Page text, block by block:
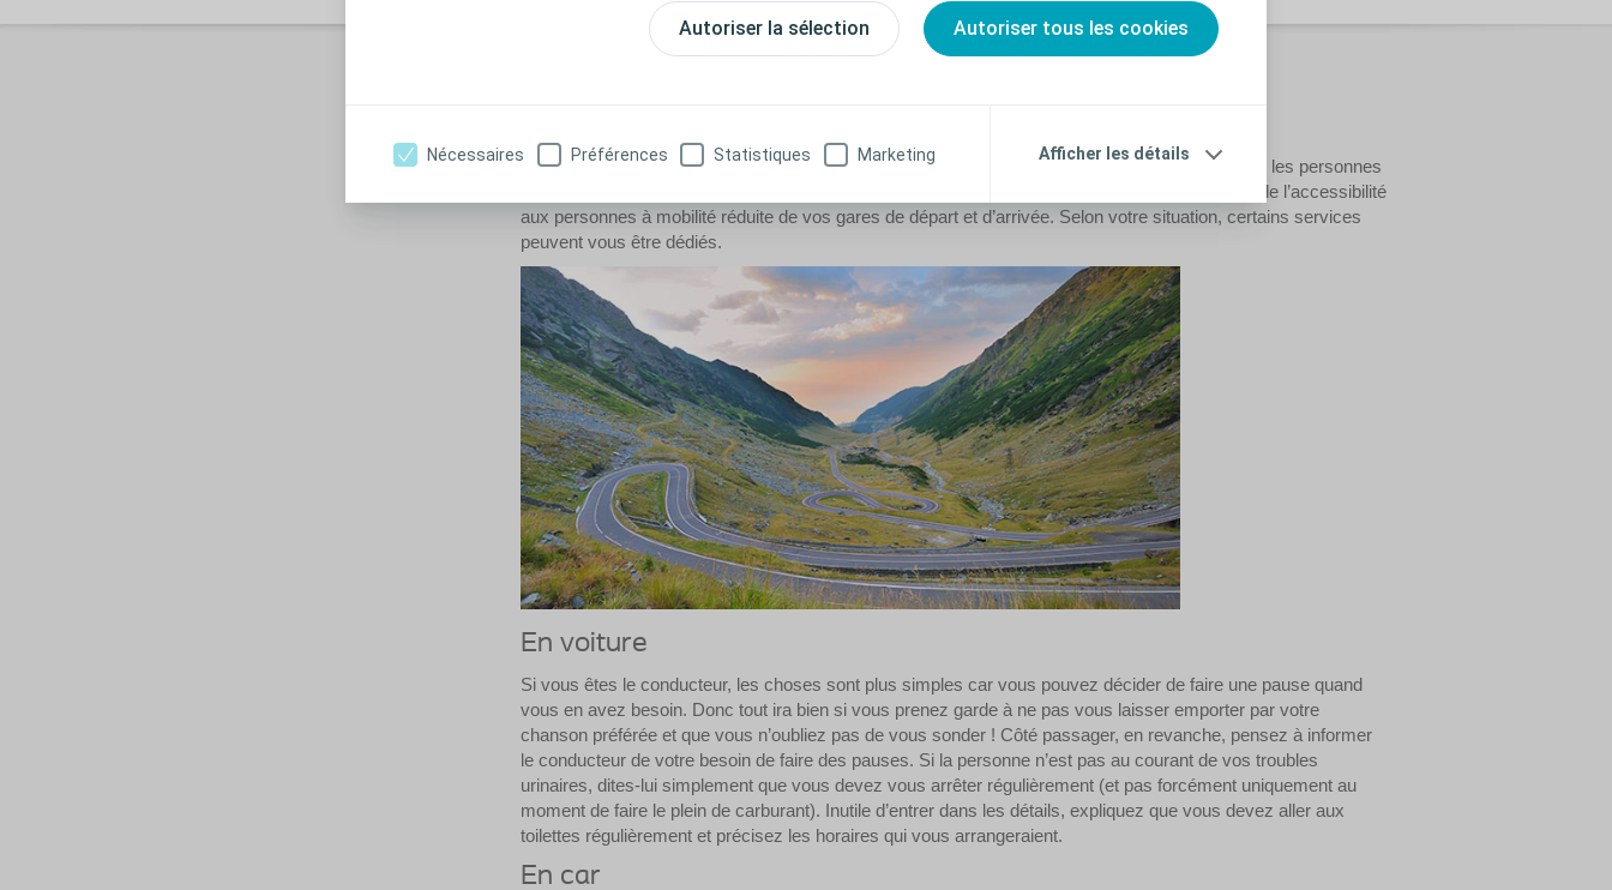
Autoriser la sélection Autoriser tous les cookies
Nécessaires Préférences Statistiques Marketing Afficher les détails
Le train, ses paysages qui défilent, son léger bercement... c’est un bon moyen de transport pour les personnes
confrontées à des troubles urinaires. Pour faciliter votre voyage, vous pouvez vous renseigner de l’accessibilité
aux personnes à mobilité réduite de vos gares de départ et d’arrivée. Selon votre situation, certains services
peuvent vous être dédiés.
En voiture
Si vous êtes le conducteur, les choses sont plus simples car vous pouvez décider de faire une pause quand
vous en avez besoin. Donc tout ira bien si vous prenez garde à ne pas vous laisser emporter par votre
chanson préférée et que vous n’oubliez pas de vous sonder ! Côté passager, en revanche, pensez à informer
le conducteur de votre besoin de faire des pauses. Si la personne n’est pas au courant de vos troubles
urinaires, dites-lui simplement que vous devez vous arrêter régulièrement (et pas forcément uniquement au
moment de faire le plein de carburant). Inutile d’entrer dans les détails, expliquez que vous devez aller aux
toilettes régulièrement et précisez les horaires qui vous arrangeraient.
En car